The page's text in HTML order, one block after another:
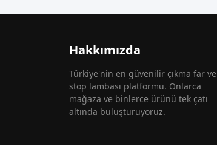
Hakkımızda
Türkiye'nin en güvenilir çıkma far ve
stop lambası platformu. Onlarca
mağaza ve binlerce ürünü tek çatı
altında buluşturuyoruz.